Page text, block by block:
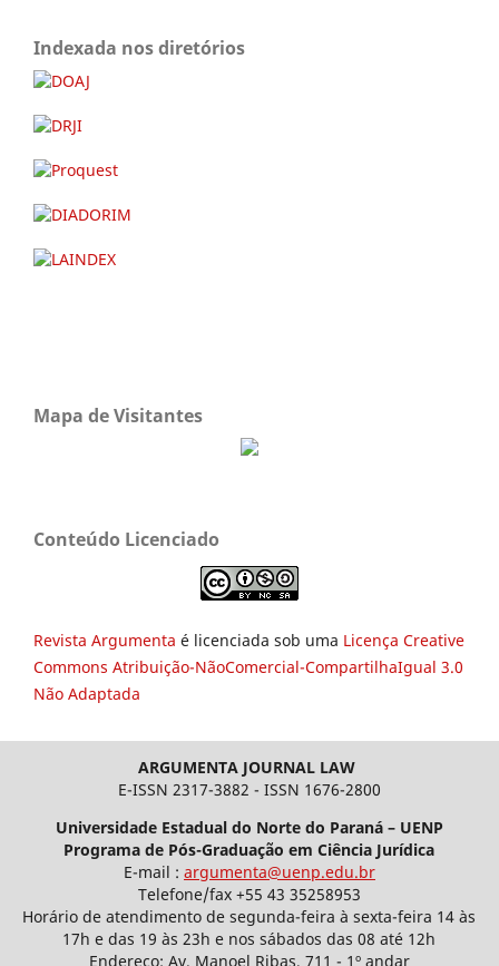
Indexada nos diretórios
Mapa de Visitantes
Conteúdo Licenciado
Revista Argumenta é licenciada sob uma Licença Creative
Commons Atribuição-NãoComercial-CompartilhaIgual 3.0
Não Adaptada
ARGUMENTA JOURNAL LAW
E-ISSN 2317-3882 - ISSN 1676-2800
Universidade Estadual do Norte do Paraná – UENP
Programa de Pós-Graduação em Ciência Jurídica
E-mail : argumenta@uenp.edu.br
Telefone/fax +55 43 35258953
Horário de atendimento de segunda-feira à sexta-feira 14 às
17h e das 19 às 23h e nos sábados das 08 até 12h
Endereço: Av. Manoel Ribas, 711 - 1º andar